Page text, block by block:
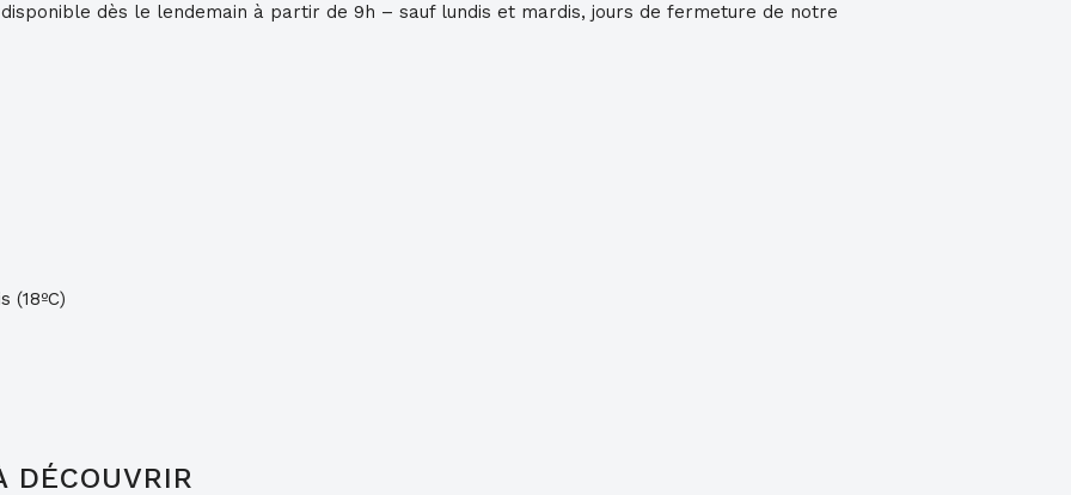
dès le lendemain à partir de 9h – sauf lundis et mardis, jours de fermeture de notre
(18ºC)
DÉCOUVRIR